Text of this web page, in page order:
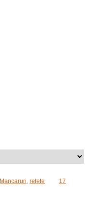
Mancaruri, retete
17